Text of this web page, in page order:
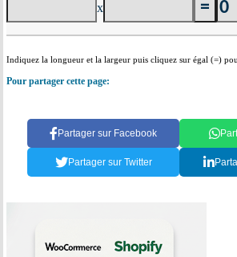
x
Indiquez la longueur et la largeur puis cliquez sur égal (=)
Pour partager cette page:
Partager sur Facebook
Partager sur Twitter